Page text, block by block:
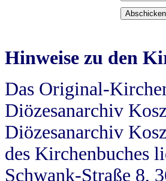
Hinweise zu den
Das Original-
Diözesanarchiv
Diözesanarchiv
des Kirchenbuches
Schwank-Straße 8,